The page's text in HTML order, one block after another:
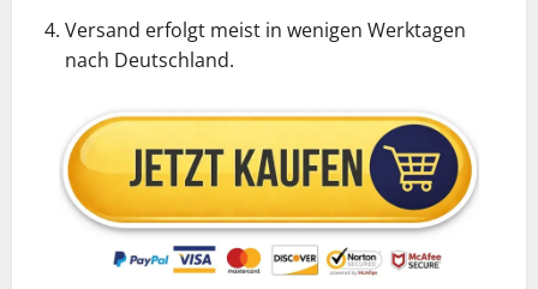
Versand erfolgt meist in wenigen Werktagen
nach Deutschland.